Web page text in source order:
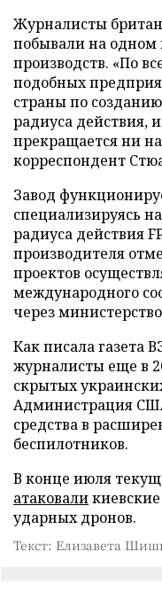
Журналисты
побывали на одном
производств. «По
подобных
страны по
радиуса действия,
прекращается ни
корреспондент
Завод
специализируясь
радиуса действия
производителя
проектов
международного
через
Как писала газета
журналисты еще в
скрытых
Администрация
средства в
беспилотников.
В конце июля
атаковали
ударных дронов.
Текст: Елизавета